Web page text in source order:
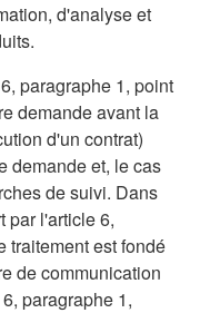
d'analyse et
paragraphe 1, point
demande avant la
d'un contrat)
demande et, le cas
de suivi. Dans
par l'article 6,
traitement est fondé
de communication
paragraphe 1,